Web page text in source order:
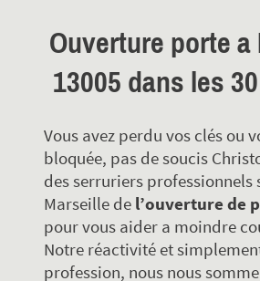
Ouverture porte a
13005 dans les
Vous avez perdu vos clés ou
bloquée, pas de soucis
des serruriers professionnels
Marseille de l’ouverture de
pour vous aider a moindre
Notre réactivité et
profession, nous nous